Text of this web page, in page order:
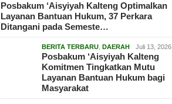
Posbakum ‘Aisyiyah Kalteng Optimalkan
Layanan Bantuan Hukum, 37 Perkara
Ditangani pada Semeste…
BERITA TERBARU ,DAERAH Juli 13, 2026
Posbakum ‘Aisyiyah Kalteng
Komitmen Tingkatkan Mutu
Layanan Bantuan Hukum bagi
Masyarakat